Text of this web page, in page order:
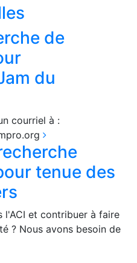
de
du
courriel à :
tenue des
l'ACI et contribuer à faire
? Nous avons besoin de